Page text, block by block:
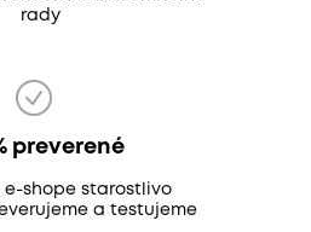
rady
preverené
e-shope starostlivo
a testujeme